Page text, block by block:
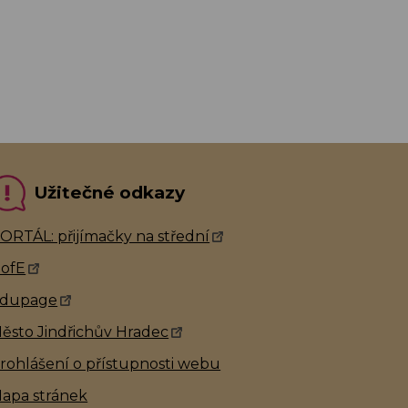
Užitečné odkazy
přijímačky na střední
Jindřichův Hradec
o přístupnosti webu
stránek